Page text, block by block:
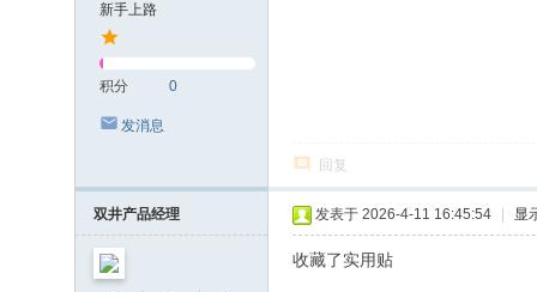
新手上路
积分 0
发消息
回复
双井产品经理 发表于 2026-4-11 16:45:54 显
收藏了实用贴